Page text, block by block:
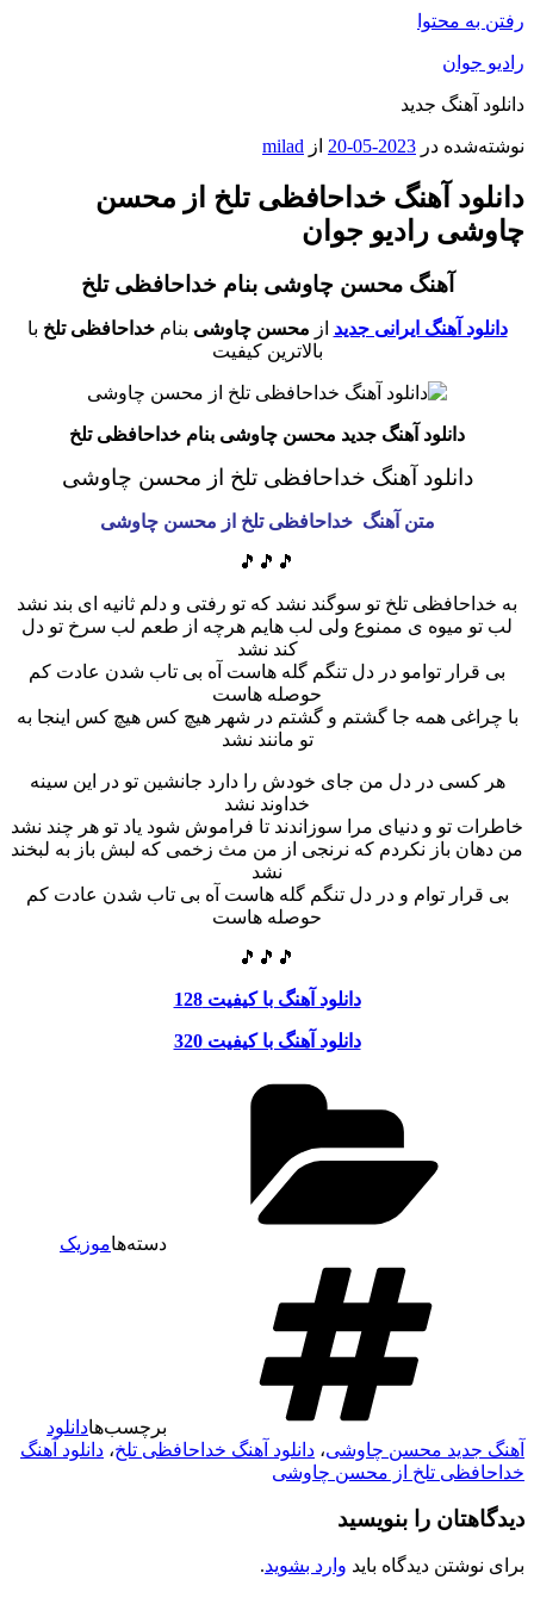
رفتن به محتوا
رادیو جوان
دانلود آهنگ جدید
نوشته‌شده در 2023-05-20 از milad
دانلود آهنگ خداحافظی تلخ از محسن
چاوشی رادیو جوان
آهنگ محسن چاوشی بنام خداحافظی تلخ
دانلود آهنگ ایرانی جدید از محسن چاوشی بنامخداحافظی تلخ با
بالاترین کیفیت
دانلود آهنگ جدید محسن چاوشی بنام خداحافظی تلخ
دانلود آهنگ خداحافظی تلخ از محسن چاوشی
متن آهنگ خداحافظی تلخ از محسن چاوشی
🎵🎵🎵
به خداحافظی تلخ تو سوگند نشد که تو رفتی و دلم ثانیه ای بند نشد
لب تو میوه ی ممنوع ولی لب هایم هرچه از طعم لب سرخ تو دل
کند نشد
بی قرار توامو در دل تنگم گله هاست آه بی تاب شدن عادت کم
حوصله هاست
با چراغی همه جا گشتم و گشتم در شهر هیچ کس هیچ کس اینجا به
تو مانند نشد
هر کسی در دل من جای خودش را دارد جانشین تو در این سینه
خداوند نشد
خاطرات تو و دنیای مرا سوزاندند تا فراموش شود یاد تو هر چند نشد
من دهان باز نکردم که نرنجی از من مث زخمی که لبش باز به لبخند
نشد
بی قرار توام و در دل تنگم گله هاست آه بی تاب شدن عادت کم
حوصله هاست
🎵🎵🎵
دانلود آهنگ با کیفیت 128
دانلود آهنگ با کیفیت 320
دسته‌هاموزیک
برچسب‌هادانلود
آهنگ جدید محسن چاوشی، دانلود آهنگ خداحافظی تلخ، دانلود آهنگ
خداحافظی تلخ از محسن چاوشی
دیدگاهتان را بنویسید
برای نوشتن دیدگاه باید وارد بشوید.